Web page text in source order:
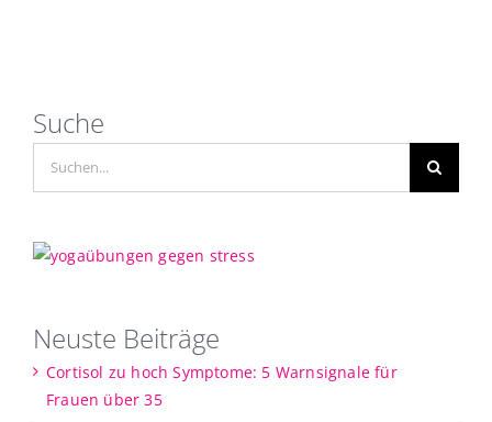
Suche
Neuste Beiträge
Cortisol zu hoch Symptome: 5 Warnsignale für
Frauen über 35